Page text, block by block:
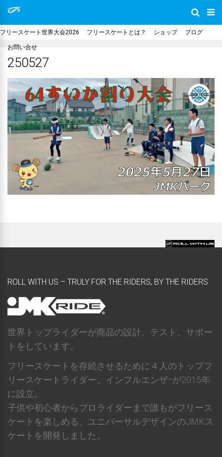
フリースケート世界大会2026 フリースケートとは？ ショップ ブログ
お問い合せ
250527
ROLL WITH US – TRULY FOR THE RIDERS, BY THE RIDERS
世界トップライダーが商品の設計、テスト、サポー
トをしています。
フリースケートを存続させるために４人のトップフ
リースケートライダー。インフルエンザｰが2015年
に設立。
子供や初心者からプロライダーまで誰もがフリース
ケートを楽しめる、ユニバーサルデザインのJMKス
ケートを開発しました。